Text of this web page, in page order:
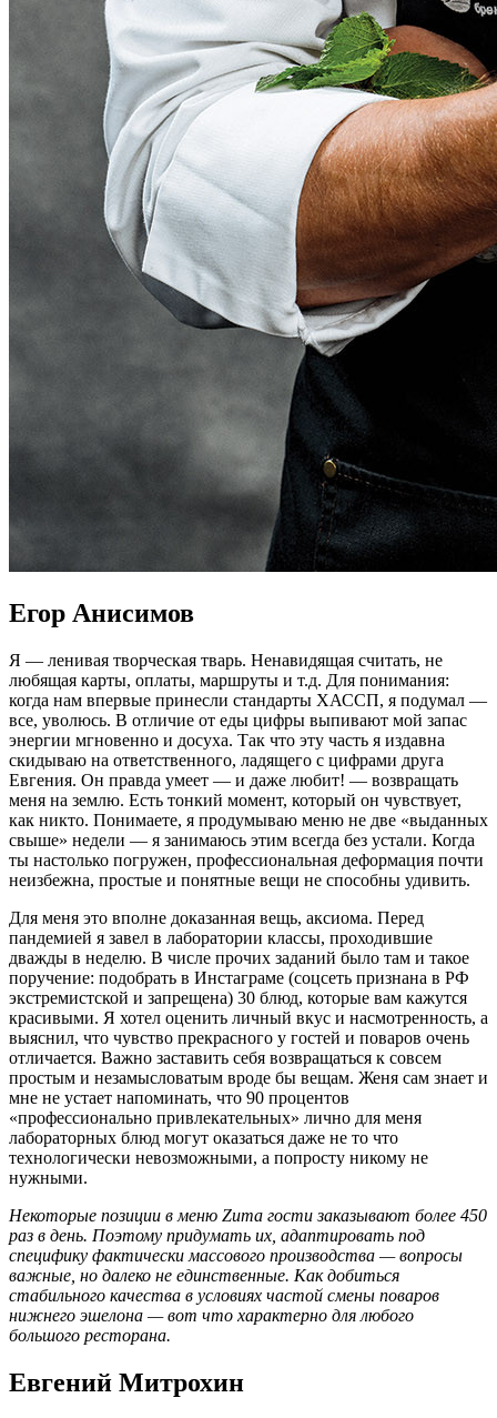
Егор Анисимов
Я — ленивая творческая тварь. Ненавидящая считать, не
любящая карты, оплаты, маршруты и т.д. Для понимания:
когда нам впервые принесли стандарты ХАССП, я подумал —
все, уволюсь. В отличие от еды цифры выпивают мой запас
энергии мгновенно и досуха. Так что эту часть я издавна
скидываю на ответственного, ладящего с цифрами друга
Евгения. Он правда умеет — и даже любит! — возвращать
меня на землю. Есть тонкий момент, который он чувствует,
как никто. Понимаете, я продумываю меню не две «выданных
свыше» недели — я занимаюсь этим всегда без устали. Когда
ты настолько погружен, профессиональная деформация почти
неизбежна, простые и понятные вещи не способны удивить.
Для меня это вполне доказанная вещь, аксиома. Перед
пандемией я завел в лаборатории классы, проходившие
дважды в неделю. В числе прочих заданий было там и такое
поручение: подобрать в Инстаграме (соцсеть признана в РФ
экстремистской и запрещена) 30 блюд, которые вам кажутся
красивыми. Я хотел оценить личный вкус и насмотренность, а
выяснил, что чувство прекрасного у гостей и поваров очень
отличается. Важно заставить себя возвращаться к совсем
простым и незамысловатым вроде бы вещам. Женя сам знает и
мне не устает напоминать, что 90 процентов
«профессионально привлекательных» лично для меня
лабораторных блюд могут оказаться даже не то что
технологически невозможными, а попросту никому не
нужными.
Некоторые позиции в меню Zuma гости заказывают более 450
раз в день. Поэтому придумать их, адаптировать под
специфику фактически массового производства — вопросы
важные, но далеко не единственные. Как добиться
стабильного качества в условиях частой смены поваров
нижнего эшелона — вот что характерно для любого
большого ресторана.
Евгений Митрохин